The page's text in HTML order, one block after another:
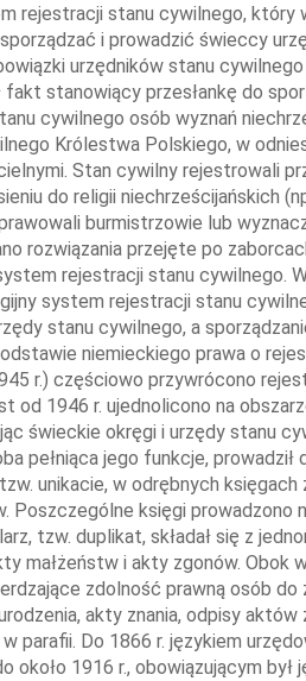
rejestracji stanu cywilnego, który
i prowadzić świeccy
urzędników stanu
stanowiący przesłankę do
cywilnego osób wyznań
Królestwa Polskiego, w
Stan cywilny rejestrowali
do religii niechrześcijańskich
burmistrzowie lub
rozwiązania przejęte po
rejestracji stanu cywilnego.
system rejestracji stanu
stanu cywilnego, a
niemieckiego prawa o
r.) częściowo przywrócono
od 1946 r. ujednolicono na
świeckie okręgi i urzędy stanu
pełniąca jego funkcje,
unikacie, w odrębnych
Poszczególne księgi
tzw. duplikat, składał się z
małżeństw i akty zgonów. Obok
zdolność prawną osób do
akty znania, odpisy aktów
parafii. Do 1866 r. językiem
około 1916 r., obowiązującym